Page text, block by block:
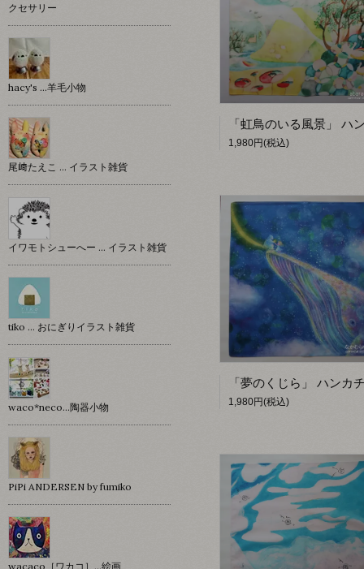
1,980円(税込)
1,980円(税込)
クセサリー
hacy's …羊毛小物
尾﨑たえこ … イラスト雑貨
イワモトシューへー … イラスト雑貨
tiko … おにぎりイラスト雑貨
waco*neco...陶器小物
PiPi ANDERSEN by fumiko
wacaco［ワカコ］…絵画